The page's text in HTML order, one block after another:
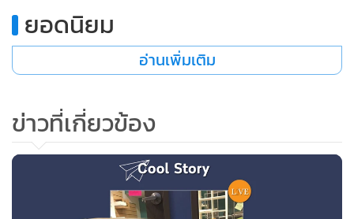
ยอดนิยม
อ่านเพิ่มเติม
ข่าวที่เกี่ยวข้อง